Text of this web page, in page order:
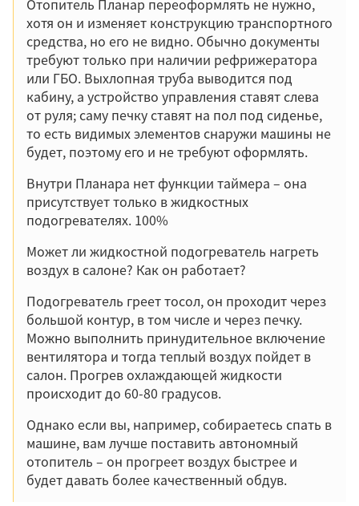
хотя он и изменяет конструкцию транспортного
средства, но его не видно. Обычно документы
требуют только при наличии рефрижератора
или ГБО. Выхлопная труба выводится под
кабину, а устройство управления ставят слева
от руля; саму печку ставят на пол под сиденье,
то есть видимых элементов снаружи машины не
будет, поэтому его и не требуют оформлять.
Внутри Планара нет функции таймера – она
присутствует только в жидкостных
подогревателях. 100%
Может ли жидкостной подогреватель нагреть
воздух в салоне? Как он работает?
Подогреватель греет тосол, он проходит через
большой контур, в том числе и через печку.
Можно выполнить принудительное включение
вентилятора и тогда теплый воздух пойдет в
салон. Прогрев охлаждающей жидкости
происходит до 60-80 градусов.
Однако если вы, например, собираетесь спать в
машине, вам лучше поставить автономный
отопитель – он прогреет воздух быстрее и
будет давать более качественный обдув.